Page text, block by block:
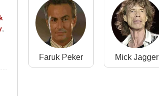
,
Faruk Peker Mick Jagger